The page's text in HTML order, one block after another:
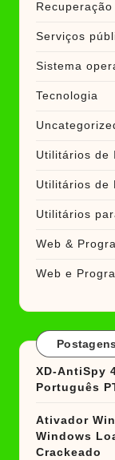
Serviços
Sistema
Tecnologia
Utilitários de
Utilitários de
Utilitários
Web &
Web e
XD-AntiSpy
Português
Ativador
Windows
Crackeado